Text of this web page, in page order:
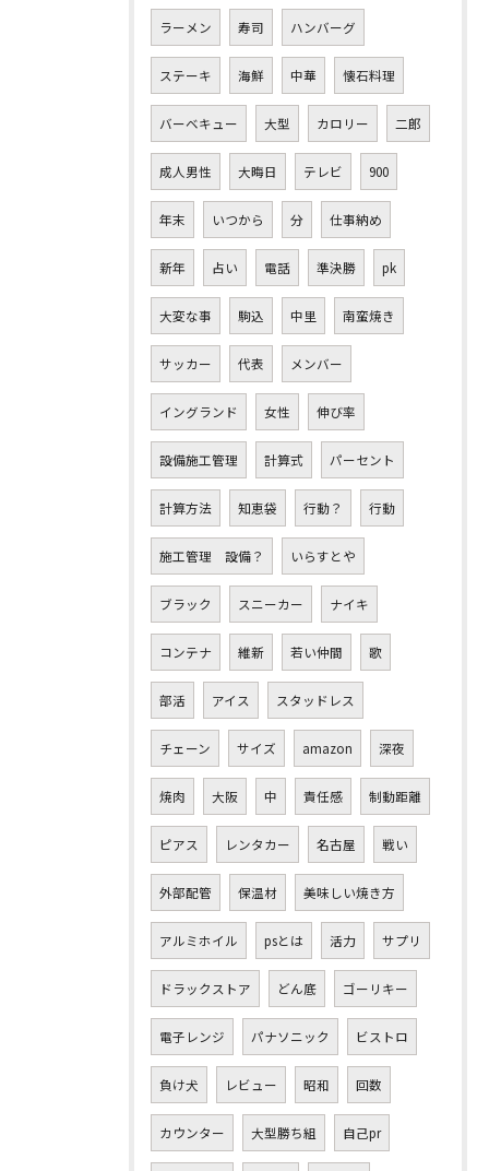
ラーメン 寿司 ハンバーグ
ステーキ 海鮮 中華 懐石料理
バーベキュー 大型 カロリー 二郎
成人男性 大晦日 テレビ 900
年末 いつから 分 仕事納め
新年 占い 電話 準決勝 pk
大変な事 駒込 中里 南蛮焼き
サッカー 代表 メンバー
イングランド 女性 伸び率
設備施工管理 計算式 パーセント
計算方法 知恵袋 行動？ 行動
施工管理 設備？ いらすとや
ブラック スニーカー ナイキ
コンテナ 維新 若い仲間 歌
部活 アイス スタッドレス
チェーン サイズ amazon 深夜
焼肉 大阪 中 責任感 制動距離
ピアス レンタカー 名古屋 戦い
外部配管 保温材 美味しい焼き方
アルミホイル psとは 活力 サプリ
ドラックストア どん底 ゴーリキー
電子レンジ パナソニック ビストロ
負け犬 レビュー 昭和 回数
カウンター 大型勝ち組 自己pr